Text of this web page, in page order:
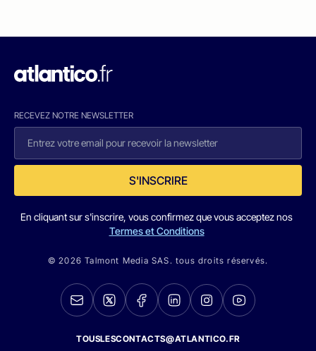
RECEVEZ NOTRE NEWSLETTER
S'INSCRIRE
En cliquant sur s'inscrire, vous confirmez que vous acceptez nos
Termes et Conditions
© 2026 Talmont Media SAS. tous droits réservés.
TOUSLESCONTACTS@ATLANTICO.FR